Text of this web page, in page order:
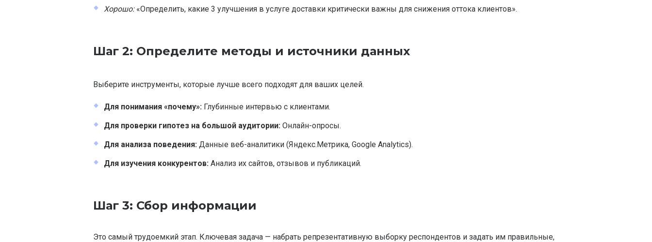
Хорошо:«Определить, какие 3 улучшения в услуге доставки критически важны для снижения оттока клиентов».
Шаг 2: Определите методы и источники данных
Выберите инструменты, которые лучше всего подходят для ваших целей.
Для понимания «почему»: Глубинные интервью с клиентами.
Для проверки гипотез на большой аудитории: Онлайн-опросы.
Для анализа поведения: Данные веб-аналитики (Яндекс.Метрика, Google Analytics).
Для изучения конкурентов: Анализ их сайтов, отзывов и публикаций.
Шаг 3: Сбор информации
Это самый трудоемкий этап. Ключевая задача — набрать репрезентативную выборку респондентов и задать им правильные,